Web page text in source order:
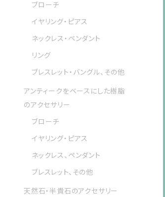
ブローチ
イヤリング・ピアス
ネックレス・ペンダント
リング
ブレスレット・バングル、その他
アンティークをベースにした樹脂
のアクセサリー
ブローチ
イヤリング・ピアス
ネックレス、ペンダント
ブレスレット、その他
天然石・半貴石のアクセサリー